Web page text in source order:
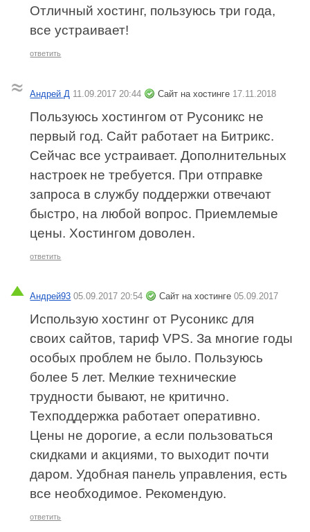
Отличный хостинг, пользуюсь три года,
все устраивает!
ответить
Андрей Д 11.09.2017 20:44 Сайт на хостинге 17.11.2018
Пользуюсь хостингом от Русоникс не
первый год. Сайт работает на Битрикс.
Сейчас все устраивает. Дополнительных
настроек не требуется. При отправке
запроса в службу поддержки отвечают
быстро, на любой вопрос. Приемлемые
цены. Хостингом доволен.
ответить
Андрей93 05.09.2017 20:54 Сайт на хостинге05.09.2017
Использую хостинг от Русоникс для
своих сайтов, тариф VPS. За многие годы
особых проблем не было. Пользуюсь
более 5 лет. Мелкие технические
трудности бывают, не критично.
Техподдержка работает оперативно.
Цены не дорогие, а если пользоваться
скидками и акциями, то выходит почти
даром. Удобная панель управления, есть
все необходимое. Рекомендую.
ответить